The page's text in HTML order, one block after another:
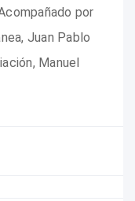
por
Juan Pablo
Manuel